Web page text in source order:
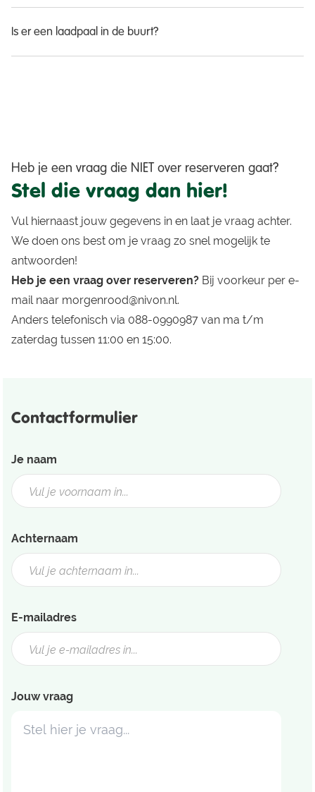
Is er een laadpaal in de buurt?
Heb je een vraag die NIET over reserveren gaat?
Stel die vraag dan hier!
Vul hiernaast jouw gegevens in en laat je vraag achter.
We doen ons best om je vraag zo snel mogelijk te
antwoorden!
Heb je een vraag over reserveren? Bij voorkeur per e-
mail naar morgenrood@nivon.nl.
Anders telefonisch via 088-0990987 van ma t/m
zaterdag tussen 11:00 en 15:00.
Contactformulier
Je naam
Achternaam
E-mailadres
Jouw vraag